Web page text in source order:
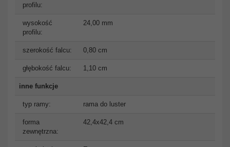
profilu:
wysokość
profilu:
24,00 mm
szerokość falcu: 0,80 cm
głębokość falcu: 1,10 cm
inne funkcje
typ ramy: rama do luster
forma
zewnętrzna:
42,4x42,4 cm